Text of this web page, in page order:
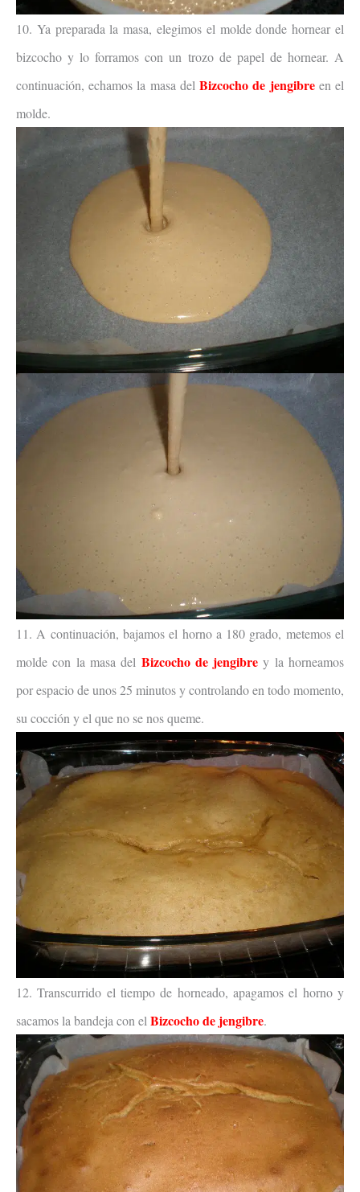
10. Ya preparada la masa, elegimos el molde donde hornear el
bizcocho y lo forramos con un trozo de papel de hornear. A
continuación, echamos la masa delBizcocho de jengibreen el
molde.
11. A continuación, bajamos el horno a 180 grado, metemos el
molde con la masa del Bizcocho de jengibre y la horneamos
por espacio de unos 25 minutos y controlando en todo momento,
su cocción y el que no se nos queme.
12. Transcurrido el tiempo de horneado, apagamos el horno y
sacamos la bandeja con el Bizcocho de jengibre.